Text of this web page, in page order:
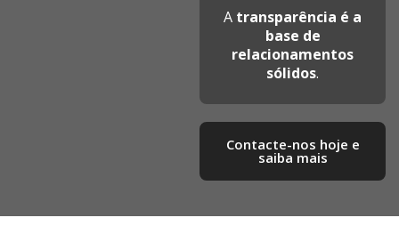
A transparência é a
base de
relacionamentos
sólidos.
Contacte-nos hoje e
saiba mais​